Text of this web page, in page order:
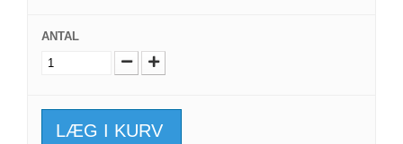
ANTAL
LÆG I KURV